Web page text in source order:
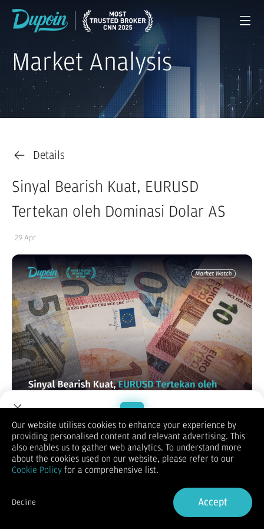
Market Analysis
Details
Sinyal Bearish Kuat, EURUSD
Tertekan oleh Dominasi Dolar AS
29 Apr
Trump Siapkan Blokade Iran Jangka Panjang, Tekanan ke
Pasar Bisa Berlanjut
Presiden AS, Donald Trump, dikabarkan telah memerintahkan
timnya untuk bersiap menjalankan blokade terhadap Iran
dalam jangka panjang, sebagai strategi untuk terus menekan
Langkah ini menunjukkan bahwa konflik kemungkinan tidak
akan selesai dalam waktu dekat, melainkan bisa berubah
menjadi kondisi “tegang tapi tanpa perang besar” (no-deal,
Welcome to Dupoin.
Trade with a Trusted Broker
Sign in
Our website utilises cookies to enhance your experience by
providing personalised content and relevant advertising. This
also enables us to gather web analytics. To understand more
about the cookies used on our website, please refer to our
Cookie Policy for a comprehensive list.
Decline Accept